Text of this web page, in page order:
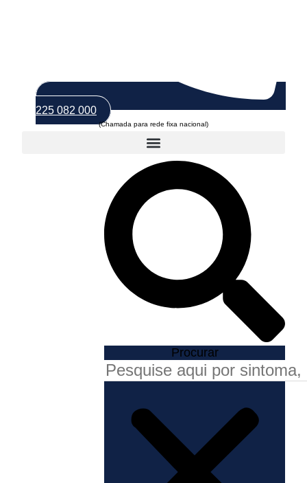
225 082 000
Procurar